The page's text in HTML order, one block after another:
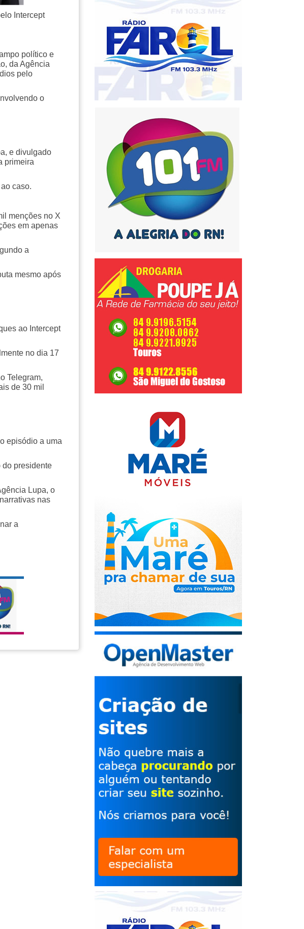
Intercept
político e
da Agência
pelo
o
e divulgado
primeira
caso.
menções no X
em apenas
a
mesmo após
ao Intercept
no dia 17
Telegram,
de 30 mil
episódio a uma
do presidente
Lupa, o
nas
a